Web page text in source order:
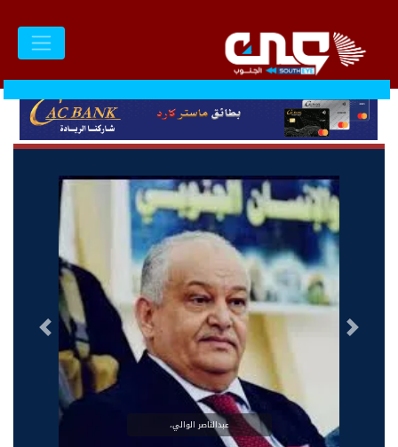
عبدالناصر الوالي،
التالى السابق